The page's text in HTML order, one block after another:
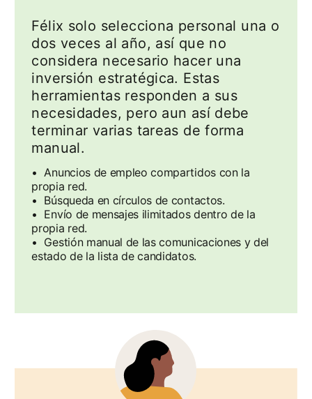
Félix solo selecciona personal una o
dos veces al año, así que no
considera necesario hacer una
inversión estratégica. Estas
herramientas responden a sus
necesidades, pero aun así debe
terminar varias tareas de forma
manual.
• Anuncios de empleo compartidos con la
propia red.
• Búsqueda en círculos de contactos.
• Envío de mensajes ilimitados dentro de la
propia red.
• Gestión manual de las comunicaciones y del
estado de la lista de candidatos.